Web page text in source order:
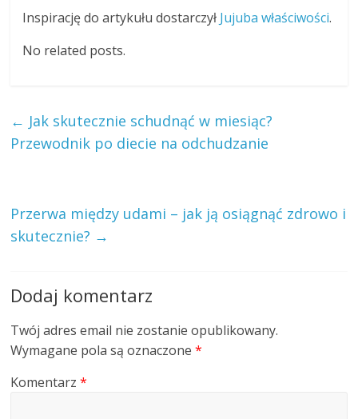
Inspirację do artykułu dostarczył Jujuba właściwości.
No related posts.
← Jak skutecznie schudnąć w miesiąc?
Przewodnik po diecie na odchudzanie
Przerwa między udami – jak ją osiągnąć zdrowo i
skutecznie? →
Dodaj komentarz
Twój adres email nie zostanie opublikowany.
Wymagane pola są oznaczone*
Komentarz*